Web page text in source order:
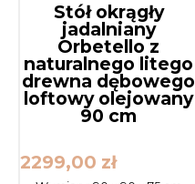
Stół okrągły
jadalniany
Orbetello z
naturalnego litego
drewna dębowego
loftowy olejowany
90 cm
2299,00 zł